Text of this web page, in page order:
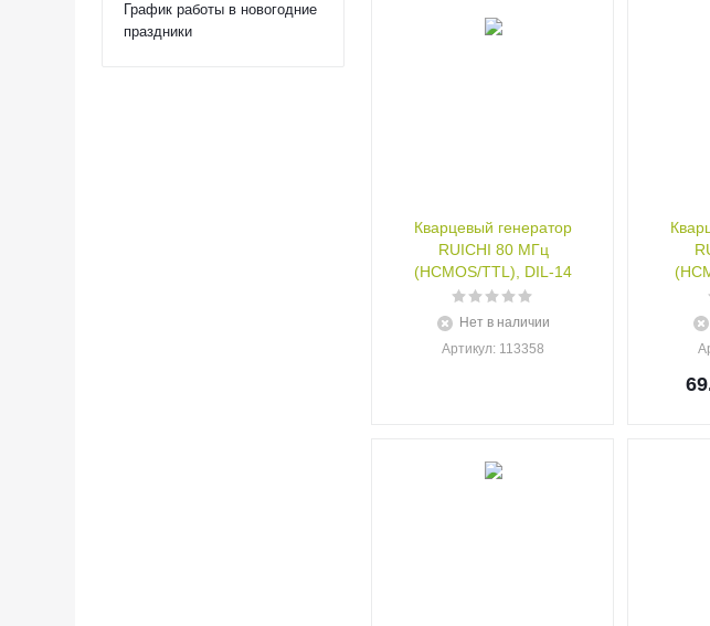
График работы в новогодние
праздники
Кварцевый генератор
RUICHI 80 МГц
(HCMOS/TTL), DIL-14
Нет в наличии
Артикул: 113358